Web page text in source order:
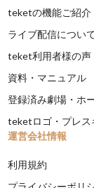
teketの機能ご紹介
ライブ配信につい
teket利用者様の声
資料・マニュアル
登録済み劇場・ホ
teketロゴ・プレス
運営会社情報
利用規約